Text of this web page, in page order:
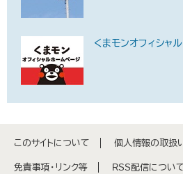
くまモンオフィシャル
このサイトについて 個人情報の取扱
免責事項・リンク等 RSS配信につい